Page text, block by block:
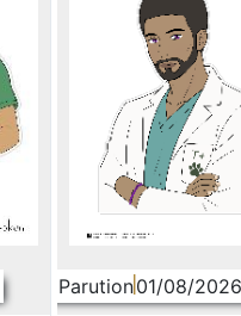
Parution01/08/2026